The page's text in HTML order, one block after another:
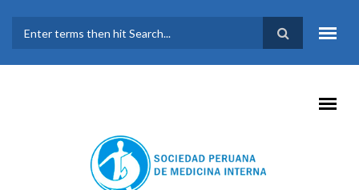
FORMULARIO DE
BÚSQUEDA